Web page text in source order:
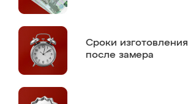
Сроки изготовления
после замера